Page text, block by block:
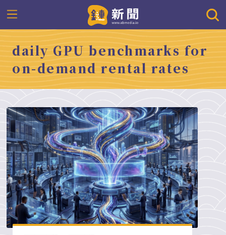
daily GPU benchmarks for
on-demand rental rates